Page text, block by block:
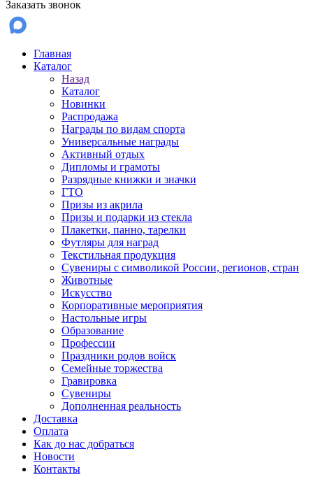
Заказать звонок
Главная
Каталог
Назад
Каталог
Новинки
Распродажа
Награды по видам спорта
Универсальные награды
Активный отдых
Дипломы и грамоты
Разрядные книжки и значки
ГТО
Призы из акрила
Призы и подарки из стекла
Плакетки, панно, тарелки
Футляры для наград
Текстильная продукция
Сувениры с символикой России, регионов, стран
Животные
Искусство
Корпоративные мероприятия
Настольные игры
Образование
Профессии
Праздники родов войск
Семейные торжества
Гравировка
Сувениры
Дополненная реальность
Доставка
Оплата
Как до нас добраться
Новости
Контакты